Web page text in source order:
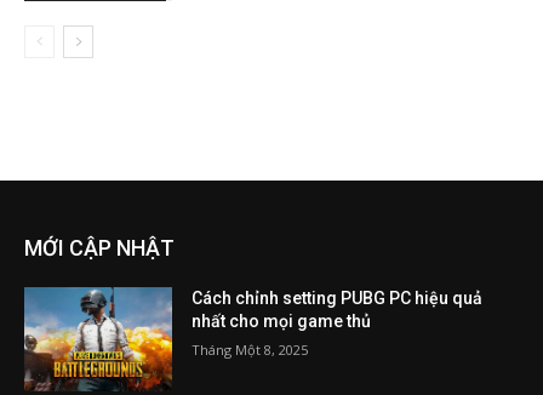
MỚI CẬP NHẬT
Cách chỉnh setting PUBG PC hiệu quả
nhất cho mọi game thủ
Tháng Một 8, 2025